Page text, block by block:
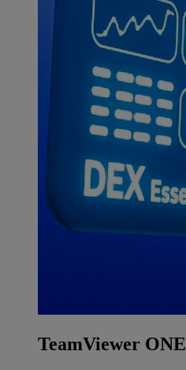
TeamViewer ONE